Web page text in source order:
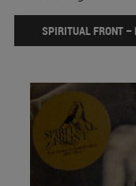
SPIRITUAL FRONT –